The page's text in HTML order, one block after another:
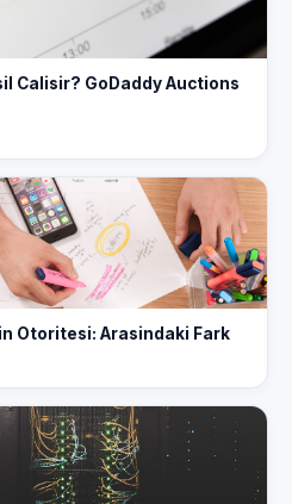
Calisir? GoDaddy Auctions
Otoritesi: Arasindaki Fark